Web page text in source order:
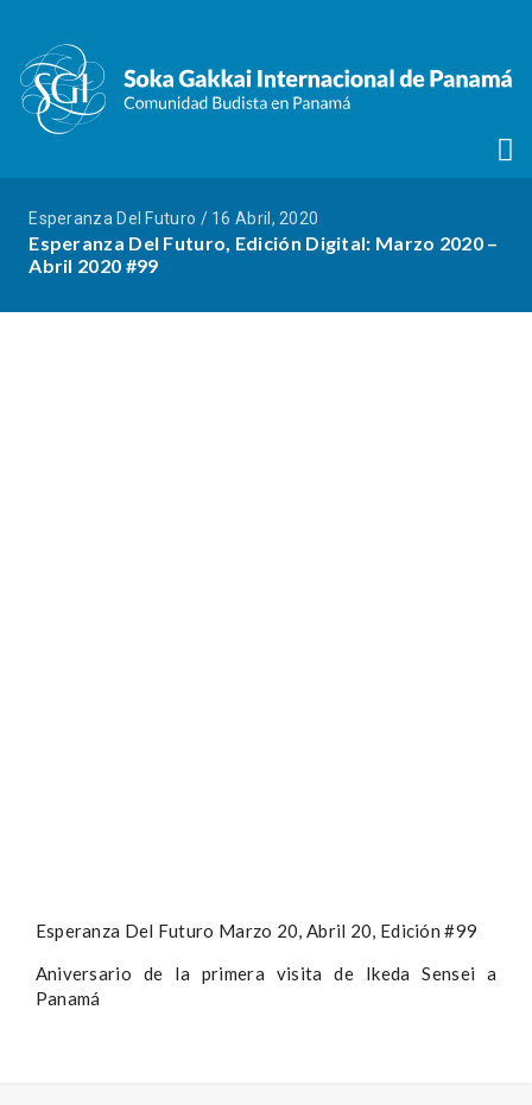
Esperanza Del Futuro / 16 Abril, 2020
Esperanza Del Futuro, Edición Digital: Marzo 2020 –
Abril 2020 #99
Esperanza Del Futuro Marzo 20, Abril 20, Edición #99
Aniversario de la primera visita de Ikeda Sensei a
Panamá